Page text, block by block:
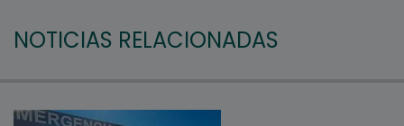
NOTICIAS RELACIONADAS